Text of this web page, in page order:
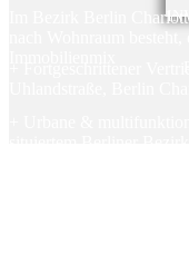
Im Bezirk Berlin